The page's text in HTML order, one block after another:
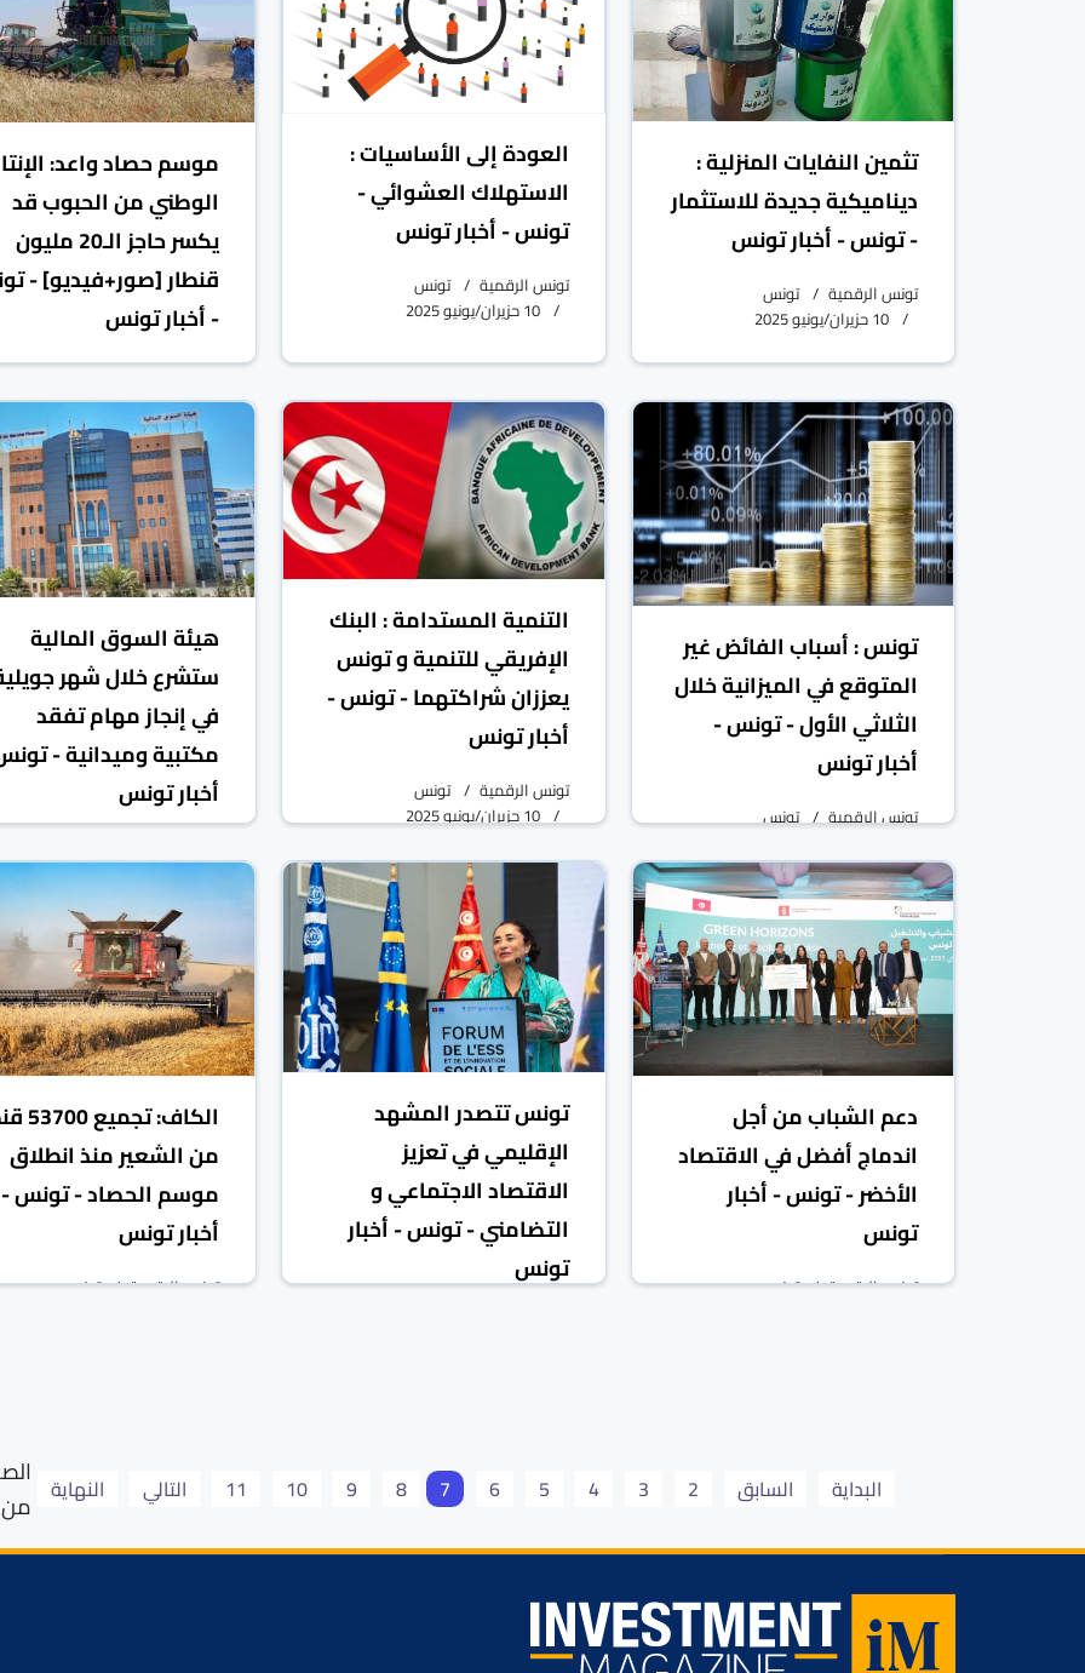
تثمين النفايات المنزلية :
ديناميكية جديدة للاستثمار
- تونس - أخبار تونس
تونس الرقمية
تونس
10 حزيران/يونيو 2025
العودة إلى الأساسيات :
الاستهلاك العشوائي -
تونس - أخبار تونس
تونس الرقمية
تونس
10 حزيران/يونيو 2025
موسم حصاد واعد:
الوطني من الحبوب قد
يكسر حاجز الـ20 مليون
قنطار [صور+فيديو] -
- أخبار تونس
تونس الرقمية
تونس
09 حزيران/يونيو 2025
تونس : أسباب الفائض غير
المتوقع في الميزانية خلال
الثلاثي الأول - تونس -
أخبار تونس
تونس الرقمية
تونس
التنمية المستدامة : البنك
الإفريقي للتنمية و تونس
يعززان شراكتهما - تونس -
أخبار تونس
تونس الرقمية
تونس
10 حزيران/يونيو 2025
هيئة السوق المالية
ستشرع خلال شهر
في إنجاز مهام تفقد
مكتبية وميدانية -
أخبار تونس
09 حزيران/يونيو 2025
دعم الشباب من أجل
اندماج أفضل في الاقتصاد
الأخضر - تونس - أخبار
تونس
تونس الرقمية
تونس
تونس تتصدر المشهد
الإقليمي في تعزيز
الاقتصاد الاجتماعي و
التضامني - تونس - أخبار
تونس
الكاف:
من الشعير منذ انطلاق
موسم الحصاد - تونس -
أخبار تونس
تونس الرقمية
تونس
البداية السابق 2
3
4
5
6
7
8
9
10
11 التالي النهاية من